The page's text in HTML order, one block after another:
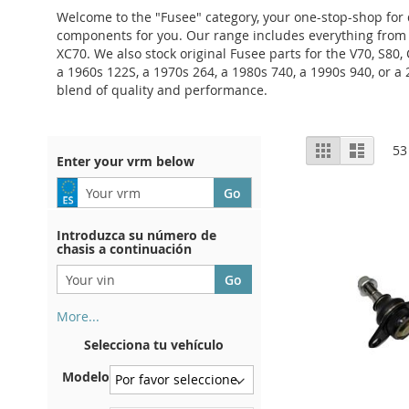
Welcome to the "Fusee" category, your one-stop-shop
components for you. Our range includes everything
XC70. We also stock original Fusee parts for the V70,
a 1960s 122S, a 1970s 264, a 1980s 740, a 1990s 940, or
blend of quality and performance.
View
as
Grid List 53
Enter your vrm below
Introduzca su número de
chasis a continuación
More...
encuentra en el reverso de su
certificado de registro. Y
también en el coche.
Selecciona tu vehículo
Modelo